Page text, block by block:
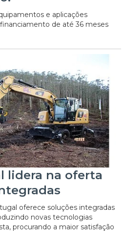
e aplicações
de até 36 meses
lidera na oferta
oferece soluções integradas
novas tecnologias
procurando a maior satisfação